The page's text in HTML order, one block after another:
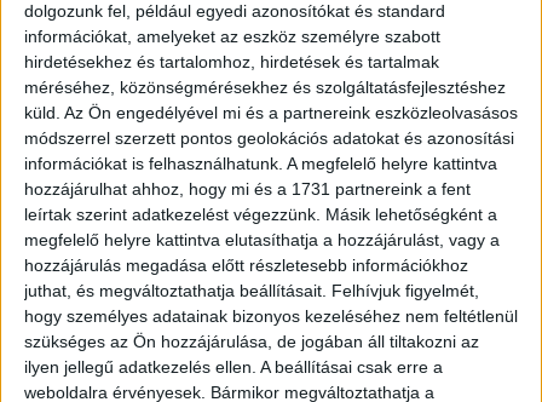
dolgozunk fel, például egyedi azonosítókat és standard
információkat, amelyeket az eszköz személyre szabott
hirdetésekhez és tartalomhoz, hirdetések és tartalmak
méréséhez, közönségmérésekhez és szolgáltatásfejlesztéshez
küld. Az Ön engedélyével mi és a partnereink eszközleolvasásos
módszerrel szerzett pontos geolokációs adatokat és azonosítási
információkat is felhasználhatunk. A megfelelő helyre kattintva
hozzájárulhat ahhoz, hogy mi és a 1731 partnereink a fent
leírtak szerint adatkezelést végezzünk. Másik lehetőségként a
megfelelő helyre kattintva elutasíthatja a hozzájárulást, vagy a
hozzájárulás megadása előtt részletesebb információkhoz
juthat, és megváltoztathatja beállításait. Felhívjuk figyelmét,
hogy személyes adatainak bizonyos kezeléséhez nem feltétlenül
szükséges az Ön hozzájárulása, de jogában áll tiltakozni az
ilyen jellegű adatkezelés ellen. A beállításai csak erre a
weboldalra érvényesek. Bármikor megváltoztathatja a
Elfogyott
Kategória:Ajándéktárgy
KAPCSOLÓDÓ
TERMÉKEK